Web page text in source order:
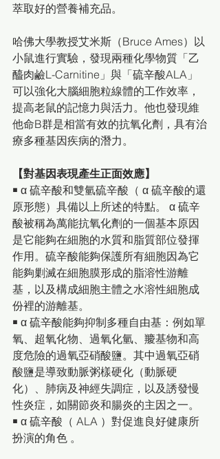
萃取好的營養補充品。
哈佛大學教授艾米斯（Bruce Ames）以
小鼠進行實驗，發現兩種化學物質「乙
醯肉鹼L-Carnitine」與「硫辛酸ALA」
可以強化大腦細胞粒線體的工作效率，
提高老鼠的記憶力與活力。他也發現維
他命B群是相當有效的抗氧化劑，具有治
療多種基因疾病的潛力。
【對基因表現產生正面效應】
￭ α 硫辛酸和雙氫硫辛酸（ α 硫辛酸的還
原形態）具備以上所述的特點。 α 硫辛
酸被稱為萬能抗氧化劑的一個基本原因
是它能夠在細胞的水質和脂質部位發揮
作用。硫辛酸能夠保護所有細胞因為它
能夠剿滅在細胞膜形成的脂溶性游離
基，以及構成細胞主體之水溶性細胞成
份裡的游離基。
￭ α 硫辛酸能夠抑制多種自由基：例如單
氧、超氧化物、過氧化氫、羻基物和高
度危險的過氧亞硝酸鹽。其中過氧亞硝
酸鹽是導致動脈粥樣硬化（動脈硬
化）、肺病及神經失調症，以及誘發慢
性炎症，如關節炎和腸炎的主因之一。
￭ α 硫辛酸（ ALA ）對促進良好健康所
扮演的角色 。